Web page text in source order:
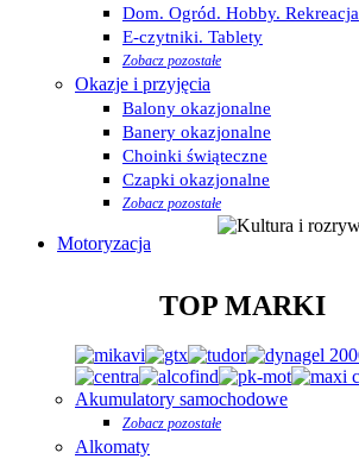
Dom. Ogród. Hobby. Rekreacja
E-czytniki. Tablety
Zobacz pozostałe
Okazje i przyjęcia
Balony okazjonalne
Banery okazjonalne
Choinki świąteczne
Czapki okazjonalne
Zobacz pozostałe
Motoryzacja
TOP MARKI
Akumulatory samochodowe
Zobacz pozostałe
Alkomaty